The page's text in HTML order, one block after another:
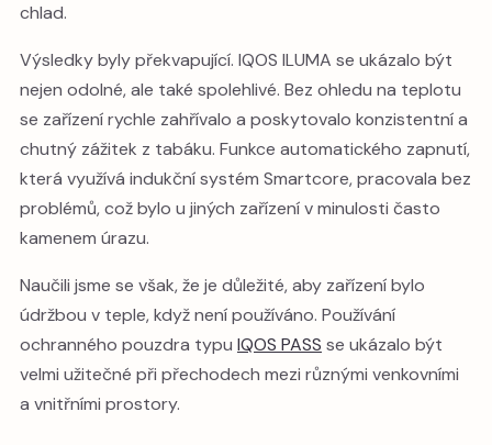
chlad.
Výsledky byly překvapující. IQOS ILUMA se ukázalo být
nejen odolné, ale také spolehlivé. Bez ohledu na teplotu
se zařízení rychle zahřívalo a poskytovalo konzistentní a
chutný zážitek z tabáku. Funkce automatického zapnutí,
která využívá indukční systém Smartcore, pracovala bez
problémů, což bylo u jiných zařízení v minulosti často
kamenem úrazu.
Naučili jsme se však, že je důležité, aby zařízení bylo
údržbou v teple, když není používáno. Používání
ochranného pouzdra typu IQOS PASS se ukázalo být
velmi užitečné při přechodech mezi různými venkovními
a vnitřními prostory.